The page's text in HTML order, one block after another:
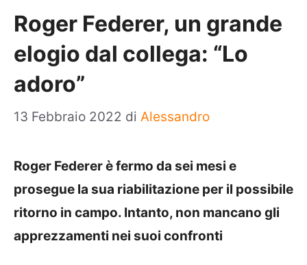
Roger Federer, un grande
elogio dal collega: “Lo
adoro”
13 Febbraio 2022 di Alessandro
Roger Federer è fermo da sei mesi e
prosegue la sua riabilitazione per il possibile
ritorno in campo. Intanto, non mancano gli
apprezzamenti nei suoi confronti